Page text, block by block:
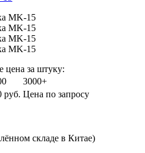
цена за штуку:
3000+
руб. Цена по запросу
складе в Китае)